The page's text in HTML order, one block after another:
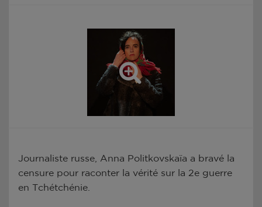
Journaliste russe, Anna Politkovskaïa a bravé la
censure pour raconter la vérité sur la 2e guerre
en Tchétchénie.